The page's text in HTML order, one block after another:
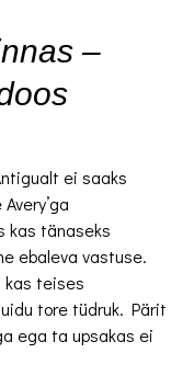
–
ei saaks
kas tänaseks
ebaleva vastuse.
kas teises
tore tüdruk. Pärit
ega ta upsakas ei